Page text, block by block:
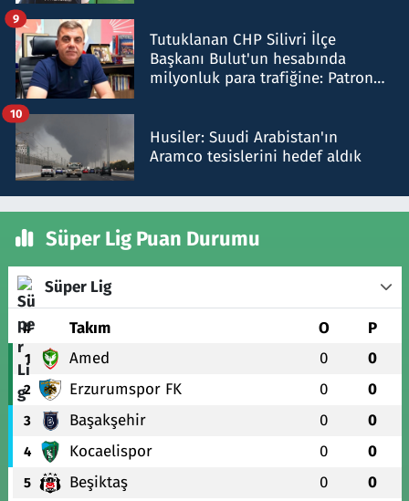
Tutuklanan CHP Silivri İlçe
Başkanı Bulut'un hesabında
milyonluk para trafiğine: Patron
9
Husiler: Suudi Arabistan'ın
Aramco tesislerini hedef aldık
10
Süper Lig Puan Durumu
Süper Lig
# Takım O P
1 Amed 0 0
2 Erzurumspor FK 0 0
3 Başakşehir 0 0
4 Kocaelispor 0 0
5 Beşiktaş 0 0